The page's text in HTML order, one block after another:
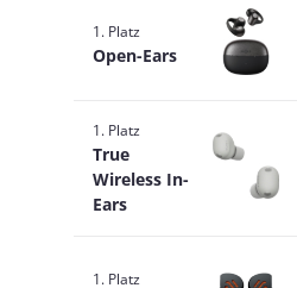
1. Platz
Open-Ears
1. Platz
True
Wireless In-
Ears
1. Platz